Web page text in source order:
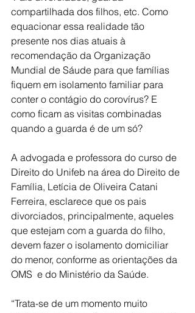
compartilhada dos filhos, etc. Como
equacionar essa realidade tão
presente nos dias atuais à
recomendação da Organização
Mundial de Sáude para que famílias
fiquem em isolamento familiar para
conter o contágio do corovírus? E
como ficam as visitas combinadas
quando a guarda é de um só?
A advogada e professora do curso de
Direito do Unifeb na área do Direito de
Família, Letícia de Oliveira Catani
Ferreira, esclarece que os pais
divorciados, principalmente, aqueles
que estejam com a guarda do filho,
devem fazer o isolamento domiciliar
do menor, conforme as orientações da
OMS  e do Ministério da Saúde.
“Trata-se de um momento muito